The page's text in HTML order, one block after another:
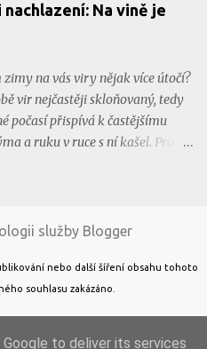
takovou malou revoluci v
počinem byla grafická karta
Na vině je
na vás viry nějak více útočí?
vir nejčastěji skloňovaný, tedy
počasí přispívá k častějšímu
a ruku v ruce s ní kašel. Proč
imunitu, ale i způsob přenosu
okolo 5 °C a méně. Tedy
polokouli zima. Taková ta
a nevlídně. Nakazí vás už 3
i nižší vzdušná vlhkost, která
služby Blogger
nebo další šíření obsahu tohoto
souhlasu zakázáno.
to deliver its services